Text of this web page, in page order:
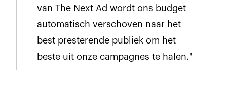
van The Next Ad wordt ons budget
automatisch verschoven naar het
best presterende publiek om het
beste uit onze campagnes te halen."